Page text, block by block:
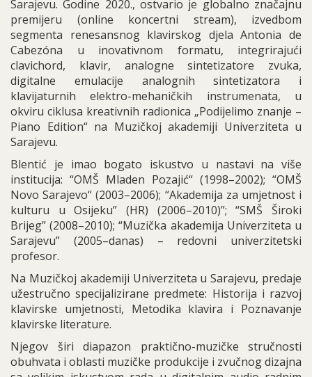
Sarajevu. Godine 2020., ostvario je globalno značajnu
premijeru (online koncertni stream), izvedbom
segmenta renesansnog klavirskog djela Antonia de
Cabezóna u inovativnom formatu, integrirajući
clavichord, klavir, analogne sintetizatore zvuka,
digitalne emulacije analognih sintetizatora i
klavijaturnih elektro-mehaničkih instrumenata, u
okviru ciklusa kreativnih radionica „Podijelimo znanje –
Piano Edition“ na Muzičkoj akademiji Univerziteta u
Sarajevu.
Blentić je imao bogato iskustvo u nastavi na više
institucija: “OMŠ Mladen Pozajić“ (1998–2002); “OMŠ
Novo Sarajevo“ (2003–2006); “Akademija za umjetnost i
kulturu u Osijeku” (HR) (2006–2010)”; “SMŠ Široki
Brijeg” (2008–2010); “Muzička akademija Univerziteta u
Sarajevu” (2005–danas) – redovni univerzitetski
profesor.
Na Muzičkoj akademiji Univerziteta u Sarajevu, predaje
užestručno specijalizirane predmete: Historija i razvoj
klavirske umjetnosti, Metodika klavira i Poznavanje
klavirske literature.
Njegov širi diapazon praktično-muzičke stručnosti
obuhvata i oblasti muzičke produkcije i zvučnog dizajna